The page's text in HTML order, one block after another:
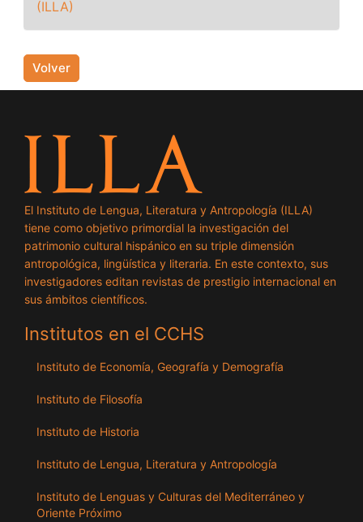
(ILLA)
Volver
El Instituto de Lengua, Literatura y Antropología (ILLA)
tiene como objetivo primordial la investigación del
patrimonio cultural hispánico en su triple dimensión
antropológica, lingüística y literaria. En este contexto, sus
investigadores editan revistas de prestigio internacional en
sus ámbitos científicos.
Institutos en el CCHS
Instituto de Economía, Geografía y Demografía
Instituto de Filosofía
Instituto de Historia
Instituto de Lengua, Literatura y Antropología
Instituto de Lenguas y Culturas del Mediterráneo y
Oriente Próximo